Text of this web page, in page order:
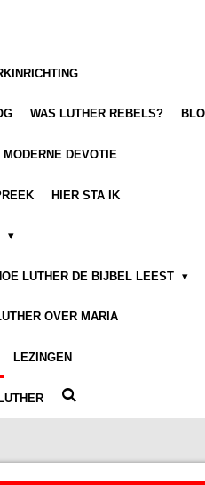
WAS LUTHER REBELS?
DEVOTIE
HIER STA IK
LUTHER DE BIJBEL LEEST
OVER MARIA
LEZINGEN